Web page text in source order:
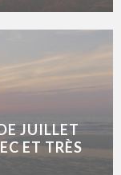
JUILLET
ET TRÈS